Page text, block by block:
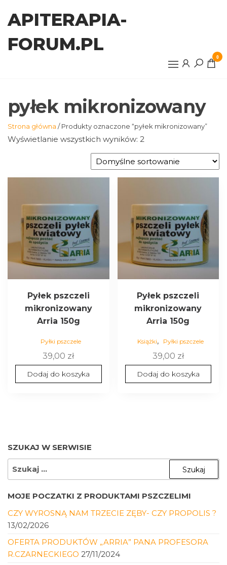
APITERAPIA-
FORUM.PL
0
pyłek mikronizowany
Strona główna / Produkty oznaczone “pyłek mikronizowany”
Wyświetlanie wszystkich wyników: 2
Pyłek pszczeli
mikronizowany
Arria 150g
Pyłki pszczele
39,00 zł
Dodaj do koszyka
Pyłek pszczeli
mikronizowany
Arria 150g
Książki, Pyłki pszczele
39,00 zł
Dodaj do koszyka
SZUKAJ W SERWISIE
SZUKAJ:
MOJE POCZATKI Z PRODUKTAMI PSZCZELIMI
CZY WYROSNĄ NAM TRZECIE ZĘBY- CZY PROPOLIS ?
13/02/2026
OFERTA PRODUKTÓW „ARRIA” PANA PROFESORA
R.CZARNECKIEGO 27/11/2024